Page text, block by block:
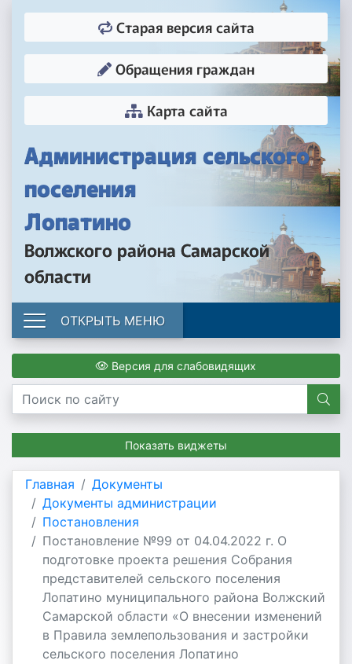
Администрация сельского
поселения
Лопатино
Волжского района Самарской
области
Старая версия сайта
Обращения граждан
Карта сайта
ОТКРЫТЬ МЕНЮ
Версия для слабовидящих
Показать виджеты
Главная
Документы
Документы администрации
Постановления
Постановление №99 от 04.04.2022 г. О
подготовке проекта решения Собрания
представителей сельского поселения
Лопатино муниципального района Волжский
Самарской области «О внесении изменений
в Правила землепользования и застройки
сельского поселения Лопатино